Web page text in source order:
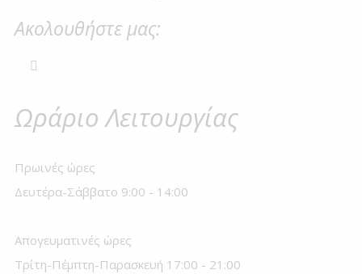
Ακολουθήστε μας:
Ωράριο Λειτουργίας
Πρωινές ώρες
Δευτέρα-Σάββατο 9:00 - 14:00
Απογευματινές ώρες
Τρίτη-Πέμπτη-Παρασκευή 17:00 - 21:00